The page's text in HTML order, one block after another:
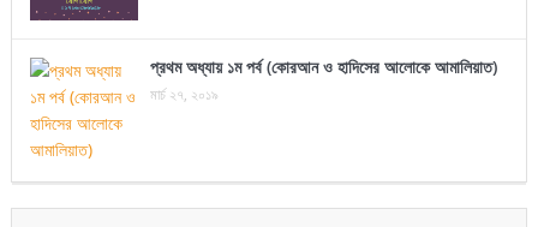
প্রথম অধ্যায় ১ম পর্ব (কোরআন ও হাদিসের আলোকে আমালিয়াত)
মার্চ ২৭, ২০১৯